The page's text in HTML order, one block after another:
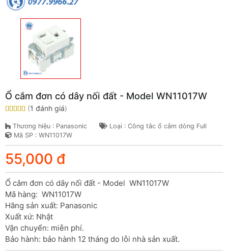
Ổ cắm đơn có dây nối đất - Model WN11017W
(1 đánh giá)
Thương hiệu : Panasonic
Loại : Công tắc ổ cắm dòng Full
Mã SP : WN11017W
55,000 đ
Ổ cắm đơn có dây nối đất - Model  WN11017W
Mã hàng:  WN11017W
Hãng sản xuất: Panasonic
Xuất xứ: Nhật
Vận chuyển: miễn phí.
Bảo hành: bảo hành 12 tháng do lỗi nhà sản xuất.